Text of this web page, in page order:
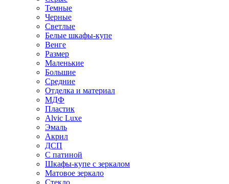
Темные
Черные
Светлые
Белые шкафы-купе
Венге
Размер
Маленькие
Большие
Средние
Отделка и материал
МДФ
Пластик
Alvic Luxe
Эмаль
Акрил
ДСП
С патиной
Шкафы-купе с зеркалом
Матовое зеркало
Стекло